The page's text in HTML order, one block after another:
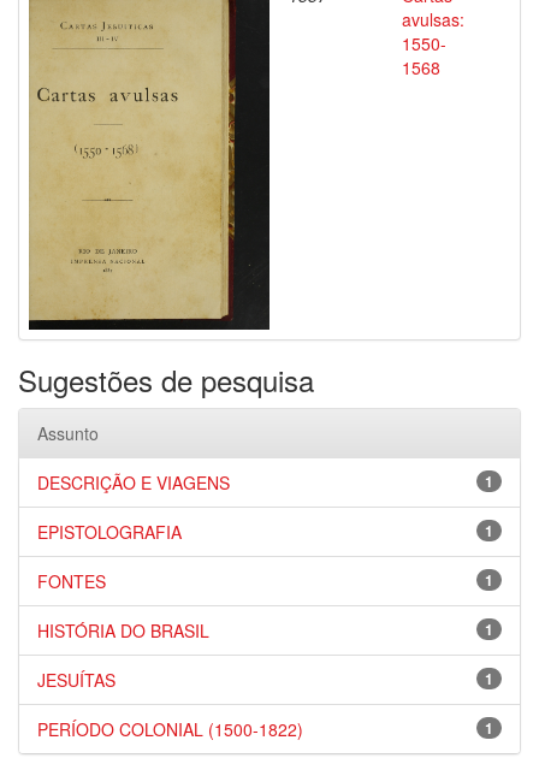
avulsas:
1550-
1568
Sugestões de pesquisa
Assunto
1
DESCRIÇÃO E VIAGENS
1
EPISTOLOGRAFIA
1
FONTES
1
HISTÓRIA DO BRASIL
1
JESUÍTAS
1
PERÍODO COLONIAL (1500-1822)